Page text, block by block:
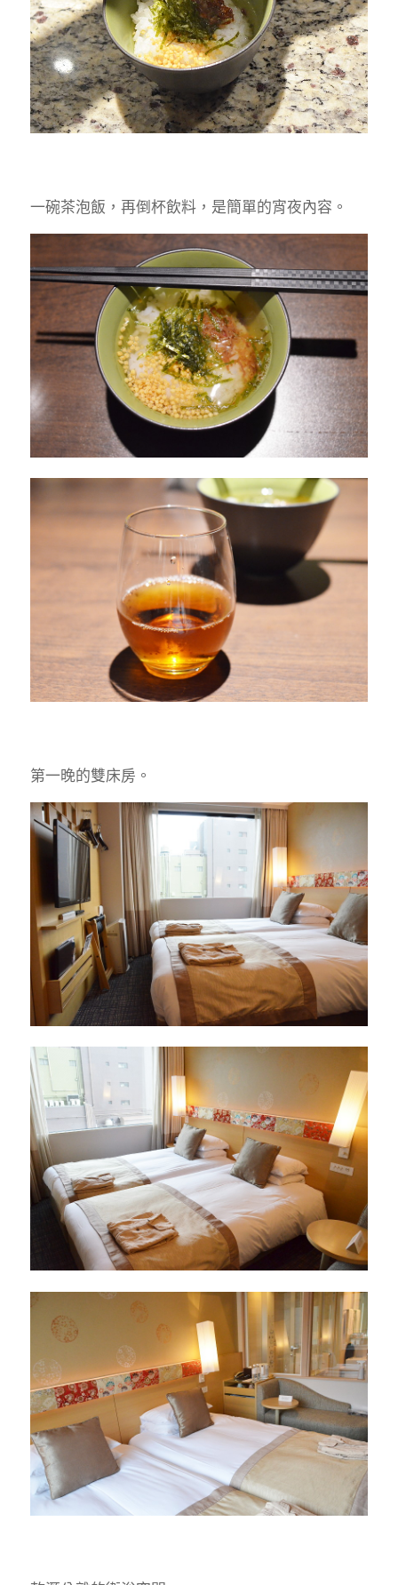
一碗茶泡飯，再倒杯飲料，是簡單的宵夜內容。
第一晚的雙床房。